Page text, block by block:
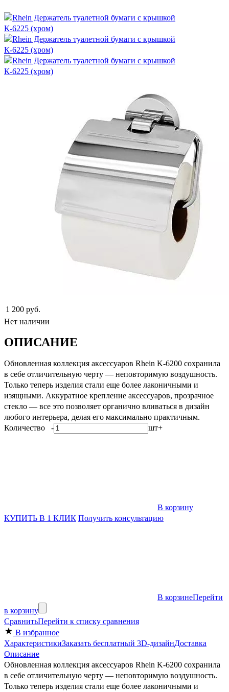
1 200 руб.
Нет наличии
ОПИСАНИЕ
Обновленная коллекция аксессуаров Rhein K-6200 сохранила
в себе отличительную черту — неповторимую воздушность.
Только теперь изделия стали еще более лаконичными и
изящными. Аккуратное крепление аксессуаров, прозрачное
стекло — все это позволяет органично вливаться в дизайн
любого интерьера, делая его максимально практичным.
Количество - шт+
В корзину
КУПИТЬ В 1 КЛИК Получить консультацию
В корзинеПерейти
в корзину
СравнитьПерейти к списку сравнения
В избранное
ХарактеристикиЗаказать бесплатный 3D-дизайнДоставка
Описание
Обновленная коллекция аксессуаров Rhein K-6200 сохранила
в себе отличительную черту — неповторимую воздушность.
Только теперь изделия стали еще более лаконичными и